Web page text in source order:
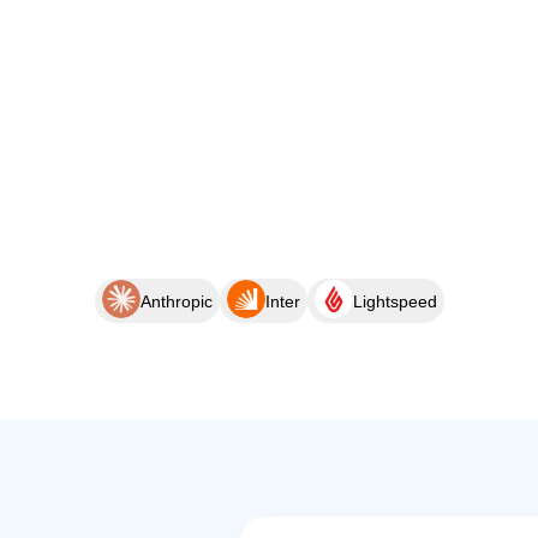
Anthropic Inter Lightspeed